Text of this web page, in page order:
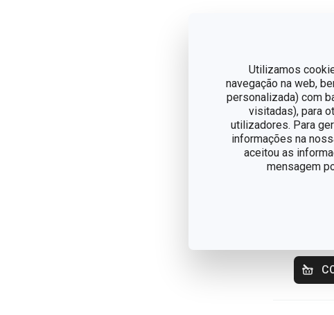
Utilizamos
navegação na web,
personalizada) com
visitadas), para
utilizadores. Para
informações na
aceitou as
mensagem
Abre-